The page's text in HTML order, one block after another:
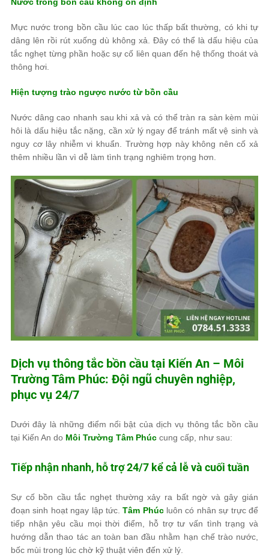
Mực nước trong bồn cầu lúc cao lúc thấp bất thường, có khi tự
dâng lên rồi rút xuống dù không xả. Đây có thể là dấu hiệu của
tắc nghẹt từng phần hoặc sự cố liên quan đến hệ thống thoát và
thông hơi.
Hiện tượng trào ngược nước từ bồn cầu
Nước dâng cao nhanh sau khi xả và có thể tràn ra sàn kèm mùi
hôi là dấu hiệu tắc nặng, cần xử lý ngay để tránh mất vệ sinh và
nguy cơ lây nhiễm vi khuẩn. Trường hợp này không nên cố xả
thêm nhiều lần vì dễ làm tình trạng nghiêm trọng hơn.
Dịch vụ thông tắc bồn cầu tại Kiến An – Môi
Trường Tâm Phúc: Đội ngũ chuyên nghiệp,
phục vụ 24/7
Dưới đây là những điểm nổi bật của dịch vụ thông tắc bồn cầu
tại Kiến An do Môi Trường Tâm Phúc cung cấp, như sau:
Tiếp nhận nhanh, hỗ trợ 24/7 kể cả lễ và cuối tuần
Sự cố bồn cầu tắc nghẹt thường xảy ra bất ngờ và gây gián
đoạn sinh hoạt ngay lập tức.Tâm Phúcluôn có nhân sự trực để
tiếp nhận yêu cầu mọi thời điểm, hỗ trợ tư vấn tình trạng và
hướng dẫn thao tác an toàn ban đầu nhằm hạn chế trào nước,
bốc mùi trong lúc chờ kỹ thuật viên đến xử lý.